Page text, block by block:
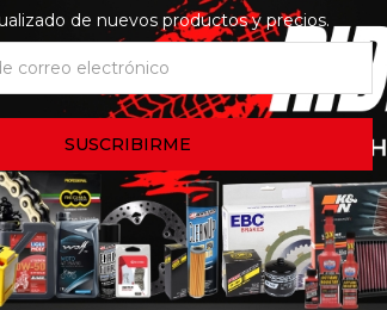
de nuevos productos y precios.